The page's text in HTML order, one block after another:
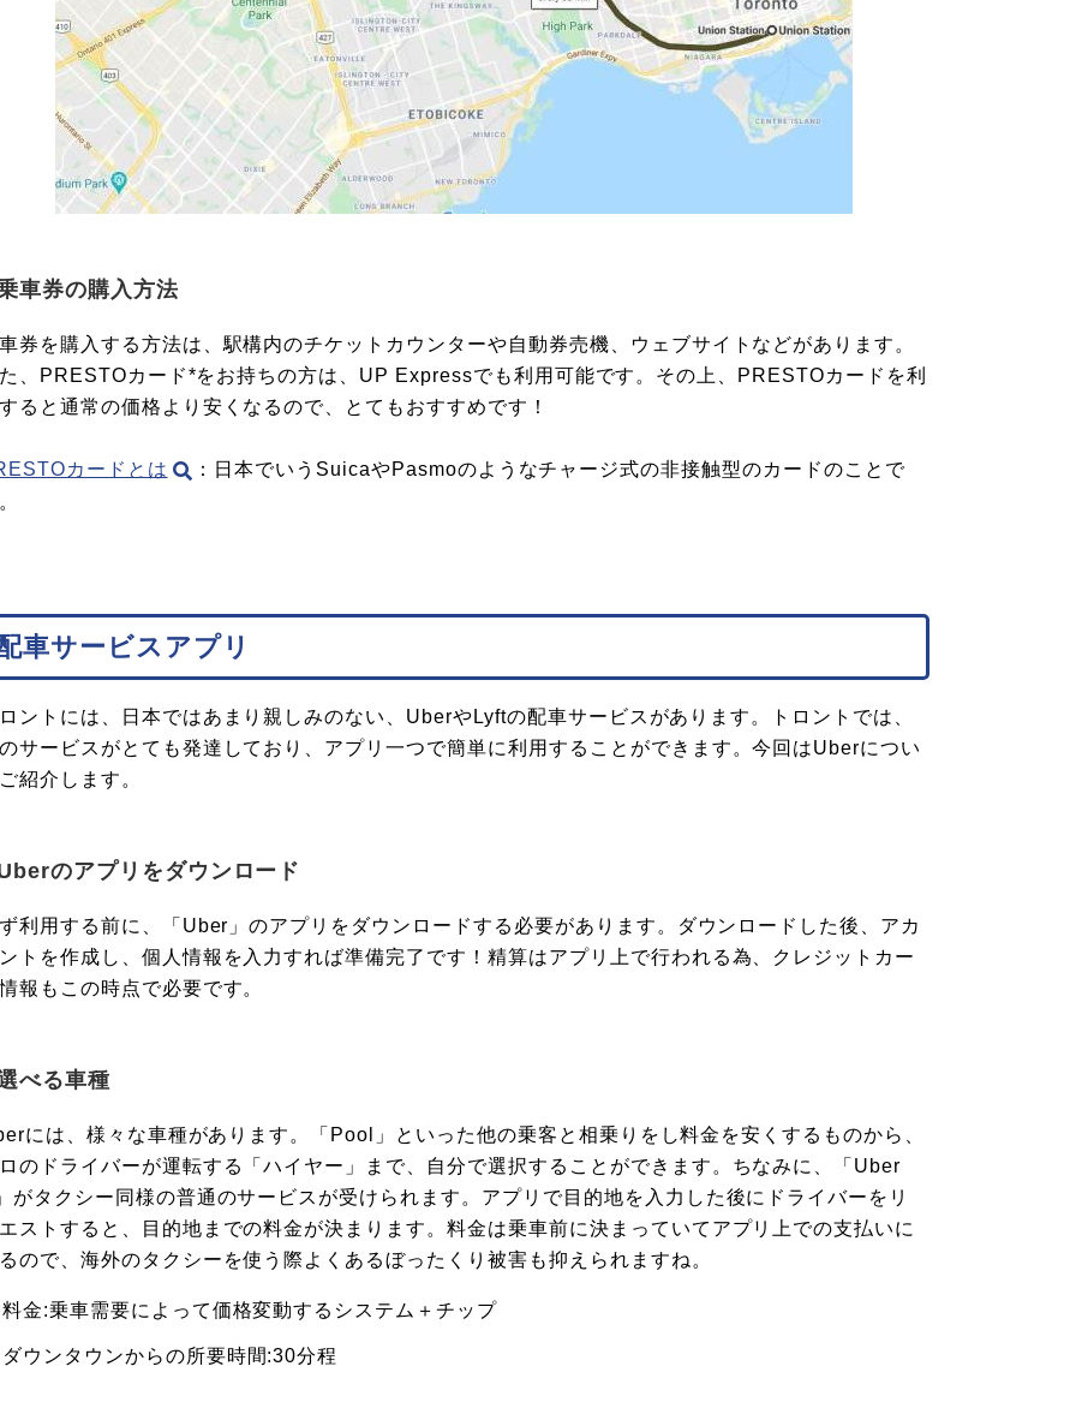
車券の購入方法
券を購入する方法は、駅構内のチケットカウンターや自動券売機、ウェブサイトなどがあります。
、PRESTOカード*をお持ちの方は、UP Expressでも利用可能です。その上、PRESTOカードを利
ると通常の価格より安くなるので、とてもおすすめです！
カードとは
：日本でいうSuicaやPasmoのようなチャージ式の非接触型のカードのことで
車サービスアプリ
ントには、日本ではあまり親しみのない、UberやLyftの配車サービスがあります。トロントでは、
サービスがとても発達しており、アプリ一つで簡単に利用することができます。今回はUberについ
紹介します。
のアプリをダウンロード
利用する前に、「Uber」のアプリをダウンロードする必要があります。ダウンロードした後、アカ
トを作成し、個人情報を入力すれば準備完了です！精算はアプリ上で行われる為、クレジットカー
報もこの時点で必要です。
べる車種
には、様々な車種があります。「Pool」といった他の乗客と相乗りをし料金を安くするものから、
のドライバーが運転する「ハイヤー」まで、自分で選択することができます。ちなみに、「Uber
がタクシー同様の普通のサービスが受けられます。アプリで目的地を入力した後にドライバーをリ
ストすると、目的地までの料金が決まります。料金は乗車前に決まっていてアプリ上での支払いに
ので、海外のタクシーを使う際よくあるぼったくり被害も抑えられますね。
料金:乗車需要によって価格変動するシステム＋チップ
ダウンタウンからの所要時間:30分程